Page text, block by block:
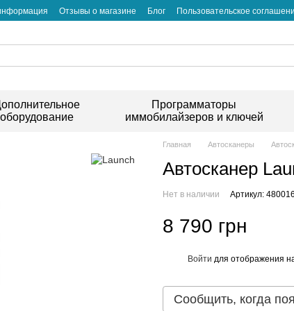
Отзывы о магазине Блог Пользовательское
оборудование
Программаторы
иммобилайзеров и ключей
Главная Автосканеры
Автосканер
Нет в наличии Артикул: 480016
8 790 грн
Войти для отображения
Сообщить, когда